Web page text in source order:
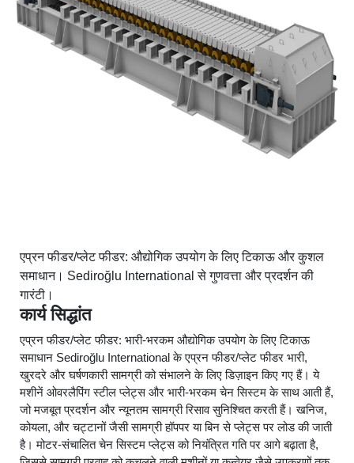
एप्रन फीडर/प्लेट फीडर: औद्योगिक उपयोग के लिए टिकाऊ और कुशल
समाधान। Sediroğlu International से गुणवत्ता और प्रदर्शन की
गारंटी।
कार्य सिद्धांत
एप्रन फीडर/प्लेट फीडर: भारी-भरकम औद्योगिक उपयोग के लिए टिकाऊ
समाधान Sediroğlu International के एप्रन फीडर/प्लेट फीडर भारी,
खुरदरे और घर्षणकारी सामग्री को संभालने के लिए डिज़ाइन किए गए हैं। ये
मशीनें ओवरलैपिंग स्टील प्लेट्स और भारी-भरकम चेन सिस्टम के साथ आती हैं,
जो मजबूत प्रदर्शन और न्यूनतम सामग्री रिसाव सुनिश्चित करती हैं। खनिज,
कोयला, और चट्टानों जैसी सामग्री हॉपपर या बिन से प्लेट्स पर लोड की जाती
है। मोटर-संचालित चेन सिस्टम प्लेट्स को नियंत्रित गति पर आगे बढ़ाता है,